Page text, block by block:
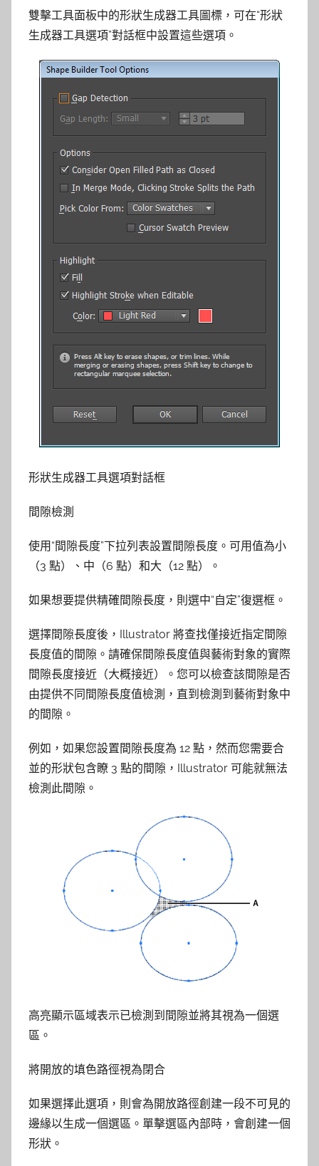
雙擊工具面板中的形狀生成器工具圖標，可在“形狀
生成器工具選項”對話框中設置這些選項。
形狀生成器工具選項對話框
間隙檢測
使用“間隙長度”下拉列表設置間隙長度。可用值為小
（3 點）、中（6 點）和大（12 點）。
如果想要提供精確間隙長度，則選中“自定”復選框。
選擇間隙長度後，Illustrator 將查找僅接近指定間隙
長度值的間隙。請確保間隙長度值與藝術對象的實際
間隙長度接近（大概接近）。您可以檢查該間隙是否
由提供不同間隙長度值檢測，直到檢測到藝術對象中
的間隙。
例如，如果您設置間隙長度為 12 點，然而您需要合
並的形狀包含瞭 3 點的間隙，Illustrator 可能就無法
檢測此間隙。
高亮顯示區域表示已檢測到間隙並將其視為一個選
區。
將開放的填色路徑視為閉合
如果選擇此選項，則會為開放路徑創建一段不可見的
邊緣以生成一個選區。單擊選區內部時，會創建一個
形狀。